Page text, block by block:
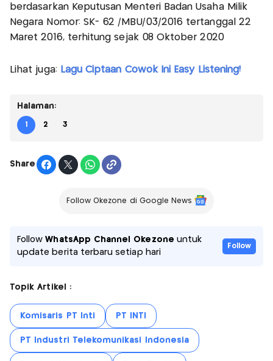
berdasarkan Keputusan Menteri Badan Usaha Milik
Negara Nomor: SK- 62 /MBU/03/2016 tertanggal 22
Maret 2016, terhitung sejak 08 Oktober 2020
Lihat juga: Lagu Ciptaan Cowok Ini Easy Listening!
Halaman:
1 2 3
Share
Follow Okezone di Google News
FollowWhatsApp Channel Okezone untuk
update berita terbaru setiap hari
Follow
Topik Artikel :
Komisaris PT Inti PT INTI
PT Industri Telekomunikasi Indonesia